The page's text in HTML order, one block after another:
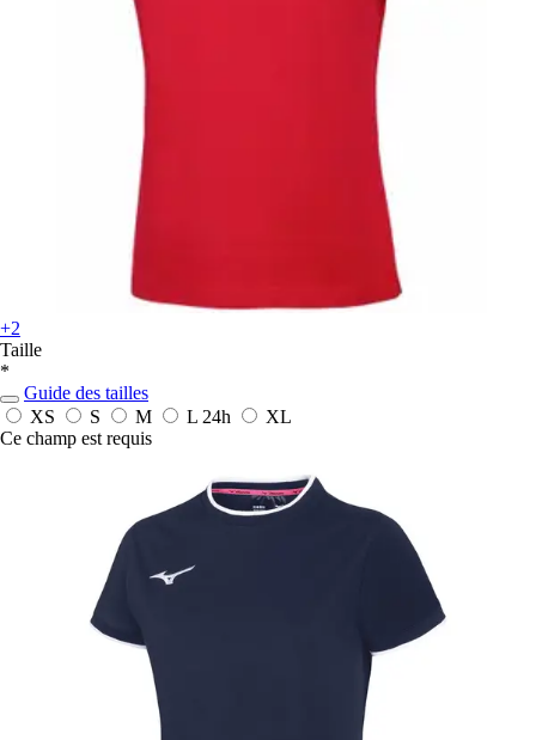
+2
Taille
*
Guide des tailles
XS
S M L 24h
XL
Ce champ est requis